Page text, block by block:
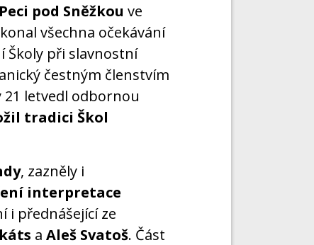
pod Sněžkou ve
všechna očekávání
Školy při slavnostní
čestným členstvím
21 letvedl odbornou
tradici Škol
, zazněly i
interpretace
i přednášející ze
a Aleš Svatoš. Část